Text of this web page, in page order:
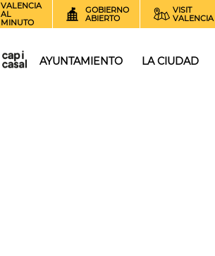
VALENCIA
AL
MINUTO
GOBIERNO
ABIERTO
VISIT
VALENCIA
AYUNTAMIENTO LA CIUDAD